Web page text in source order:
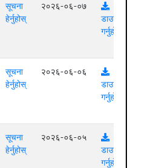
सूचना
हेर्नुहोस्
२०२६-०६-०७
डाउनलोड
गर्नुहोस्
सूचना
हेर्नुहोस्
२०२६-०६-०६
डाउनलोड
गर्नुहोस्
सूचना
हेर्नुहोस्
२०२६-०६-०५
डाउनलोड
गर्नुहोस्